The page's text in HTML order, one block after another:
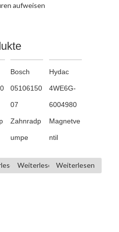
aufweisen
Bosch
05106150
07
Zahnradp
umpe
Weiterlesen
Hydac
4WE6G-
6004980
Magnetve
ntil
Weiterlesen